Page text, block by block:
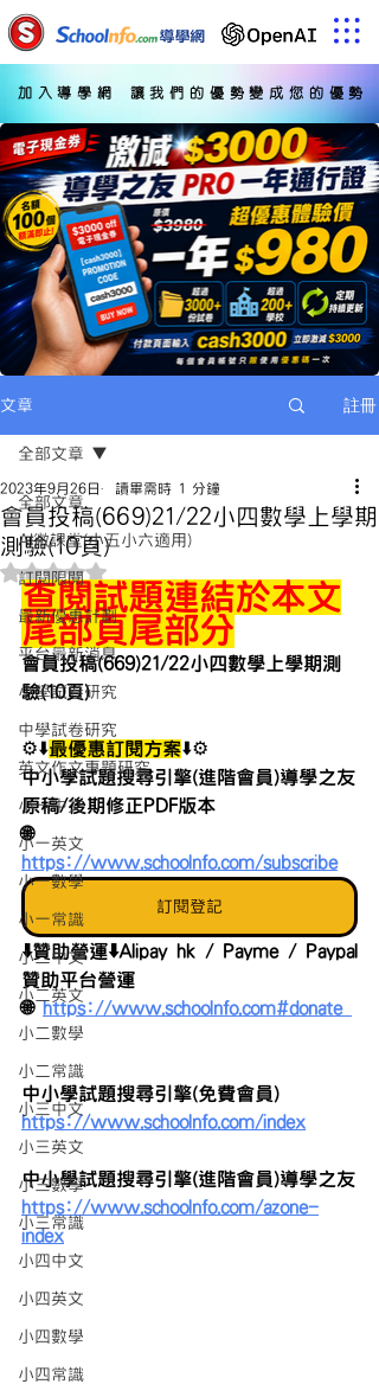
加入導學網 讓我們的優勢變成您的優勢
文章 註冊
全部文章
AI微課堂(小五小六適用)
訂閱限閱
最新優惠計劃
平台最新消息
小學試卷研究
中學試卷研究
英文作文專題研究
小一中文
小一英文
小一數學
小一常識
小二中文
小二英文
小二數學
小二常識
小三中文
小三英文
小三數學
小三常識
小四中文
小四英文
小四數學
小四常識
全部文章
會員投稿(669)21/22小四數學上學期
測驗(10頁)
2023年9月26日 讀畢需時 1 分鐘
評等為 NaN（最高為 5 顆星）。
查閱試題連結於本文
尾部頁尾部分
會員投稿(669)21/22小四數學上學期測
驗(10頁)
⚙️⬇️最優惠訂閱方案⬇️⚙️
中小學試題搜尋引擎(進階會員)導學之友
原稿/後期修正PDF版本
🌐
https://www.schoolnfo.com/subscribe
訂閱登記
⬇️贊助營運⬇️Alipay hk / Payme / Paypal
贊助平台營運
🌐 https://www.schoolnfo.com#donate
中小學試題搜尋引擎(免費會員)
https://www.schoolnfo.com/index
中小學試題搜尋引擎(進階會員)導學之友
https://www.schoolnfo.com/azone-
index